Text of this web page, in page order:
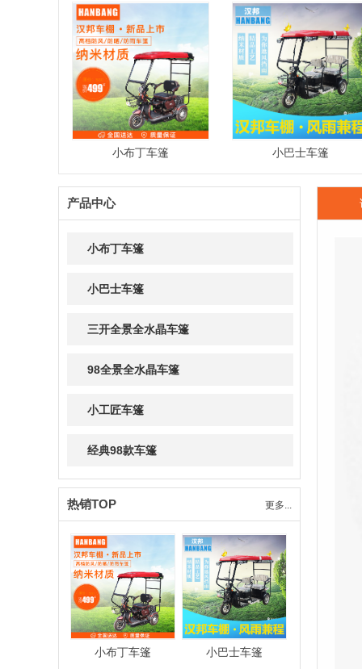
小布丁车篷 小巴士车篷
产品中心
小布丁车篷
小巴士车篷
三开全景全水晶车篷
98全景全水晶车篷
小工匠车篷
经典98款车篷
热销TOP 更多...
小布丁车篷 小巴士车篷